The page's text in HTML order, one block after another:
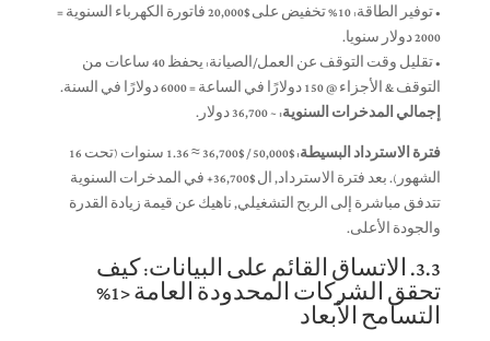
• توفير الطاقة: 10% تخفيض على $20,000 فاتورة الكهرباء السنوية =
2000 دولار سنويا.
• تقليل وقت التوقف عن العمل/الصيانة: يحفظ 40 ساعات من
التوقف & الأجزاء @ 150 دولارًا في الساعة = 6000 دولارًا في السنة.
إجمالي المدخرات السنوية: ~ 36,700 دولار.
فترة الاسترداد البسيطة:
$50,000 / $36,700 ≈ 1.36 سنوات (تحت 16
الشهور). بعد فترة الاسترداد, ال $36,700+ في المدخرات السنوية
تتدفق مباشرة إلى الربح التشغيلي, ناهيك عن قيمة زيادة القدرة
والجودة الأعلى.
3.3. الاتساق القائم على البيانات: كيف
تحقق الشركات المحدودة العامة <1%
التسامح الأبعاد